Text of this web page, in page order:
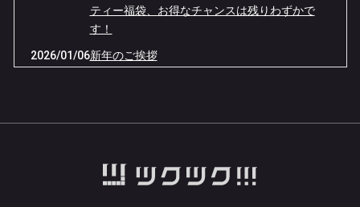
ティー福袋、お得なチャンスは残りわずかで
す！
2026/01/06新年のご挨拶
12月メディスト便り📨
11月メディスト便り📨